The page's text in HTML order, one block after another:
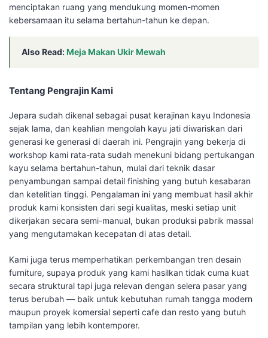
menciptakan ruang yang mendukung momen-momen
kebersamaan itu selama bertahun-tahun ke depan.
Also Read:Meja Makan Ukir Mewah
Tentang Pengrajin Kami
Jepara sudah dikenal sebagai pusat kerajinan kayu Indonesia
sejak lama, dan keahlian mengolah kayu jati diwariskan dari
generasi ke generasi di daerah ini. Pengrajin yang bekerja di
workshop kami rata-rata sudah menekuni bidang pertukangan
kayu selama bertahun-tahun, mulai dari teknik dasar
penyambungan sampai detail finishing yang butuh kesabaran
dan ketelitian tinggi. Pengalaman ini yang membuat hasil akhir
produk kami konsisten dari segi kualitas, meski setiap unit
dikerjakan secara semi-manual, bukan produksi pabrik massal
yang mengutamakan kecepatan di atas detail.
Kami juga terus memperhatikan perkembangan tren desain
furniture, supaya produk yang kami hasilkan tidak cuma kuat
secara struktural tapi juga relevan dengan selera pasar yang
terus berubah — baik untuk kebutuhan rumah tangga modern
maupun proyek komersial seperti cafe dan resto yang butuh
tampilan yang lebih kontemporer.